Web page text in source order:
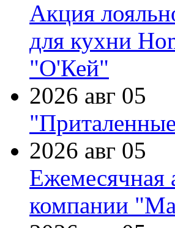
Акция
для кухни
"О'Кей"
2026 авг 05
2026 авг 05
Ежемесячная
компании